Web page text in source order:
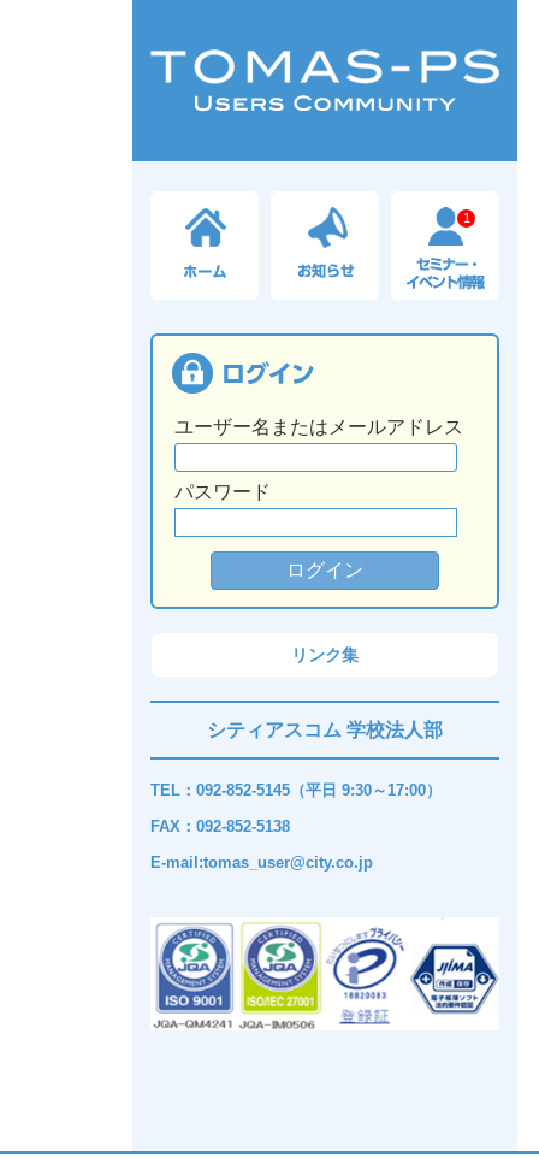
1
ユーザー名またはメールアドレス
パスワード
リンク集
シティアスコム 学校法人部
TEL：092-852-5145（平日 9:30～17:00）
FAX：092-852-5138
E-mail:tomas_user@city.co.jp